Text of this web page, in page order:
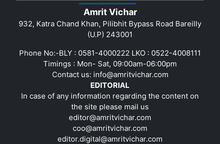
Amrit Vichar
932, Katra Chand Khan, Pilibhit Bypass Road Bareilly
(U.P) 243001
Phone No:-BLY : 0581-4000222 LKO : 0522-4008111
Timings : Mon- Sat, 09:00am-06:00pm
Contact us: info@amritvichar.com
EDITORIAL
In case of any information regarding the content on
the site please mail us
editor@amritvichar.com
coo@amritvichar.com
editor.digital@amritvichar.com